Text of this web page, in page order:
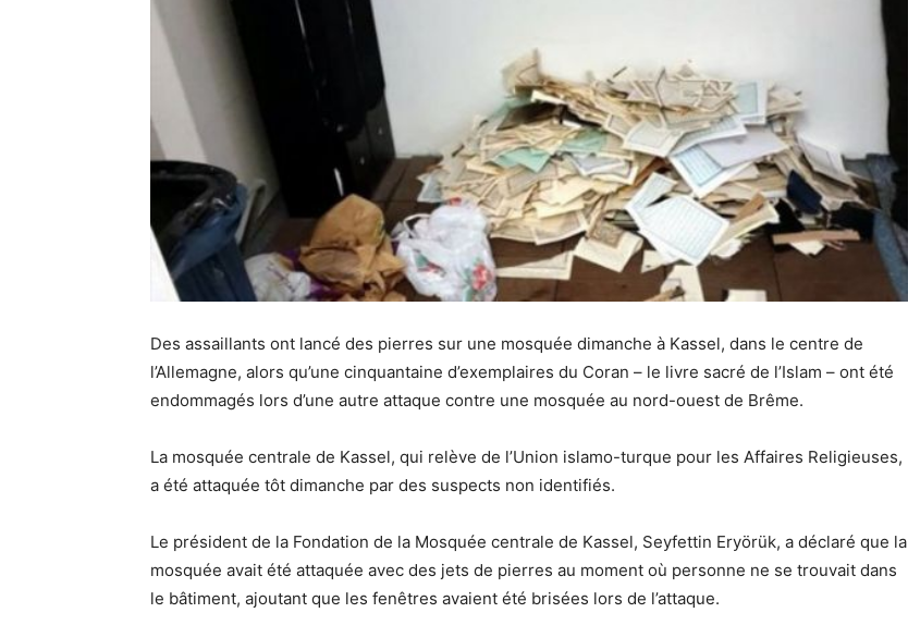
Des assaillants ont lancé des pierres sur une mosquée dimanche à Kassel, dans le centre de
l’Allemagne, alors qu’une cinquantaine d’exemplaires du Coran – le livre sacré de l’Islam – ont été
endommagés lors d’une autre attaque contre une mosquée au nord-ouest de Brême.
La mosquée centrale de Kassel, qui relève de l’Union islamo-turque pour les Affaires Religieuses,
a été attaquée tôt dimanche par des suspects non identifiés.
Le président de la Fondation de la Mosquée centrale de Kassel, Seyfettin Eryörük, a déclaré que la
mosquée avait été attaquée avec des jets de pierres au moment où personne ne se trouvait dans
le bâtiment, ajoutant que les fenêtres avaient été brisées lors de l’attaque.